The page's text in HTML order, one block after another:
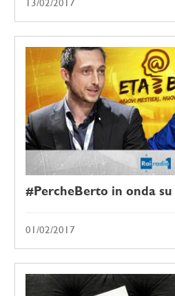
13/02/2017
#PercheBerto in onda su
01/02/2017